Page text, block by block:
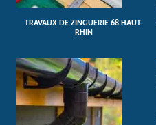
TRAVAUX DE ZINGUERIE 68 HAUT-
RHIN